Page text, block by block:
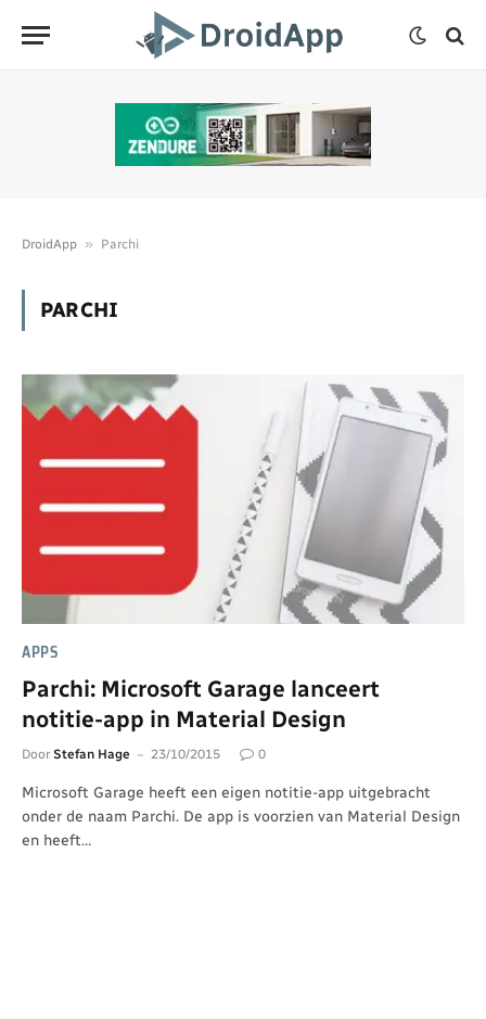
DroidApp » Parchi
PARCHI
APPS
Parchi: Microsoft Garage lanceert
notitie-app in Material Design
Door Stefan Hage 23/10/2015 0
Microsoft Garage heeft een eigen notitie-app uitgebracht
onder de naam Parchi. De app is voorzien van Material Design
en heeft…